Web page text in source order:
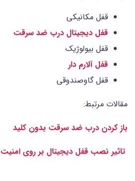
قفل مکانیکی
قفل دیجیتال درب ضد سرقت
قفل بیولوژیک
قفل آلارم دار
قفل گاوصندوقی
مقالات مرتبط:
باز كردن درب ضد سرقت بدون کلید
تاثیر نصب قفل دیجیتال بر روی